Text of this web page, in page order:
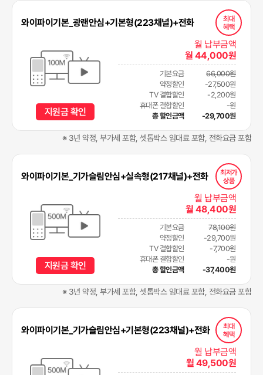
와이파이기본_광랜안심+기본형(223채널)+전화
최대
혜택
지원금 확인
월 납부금액
월 44,000원
기본요금
약정할인
TV 결합할인
휴대폰 결합할인
총 할인금액
66,000원
-27,500원
-2,200원
-원
-29,700원
※ 3년 약정, 부가세 포함, 셋톱박스 임대료 포함, 전화요금 포함
와이파이기본_기가슬림안심+실속형(217채널)+전화
최저가
상품
지원금 확인
월 납부금액
월 48,400원
기본요금
약정할인
TV 결합할인
휴대폰 결합할인
총 할인금액
78,100원
-29,700원
-7,700원
-원
-37,400원
※ 3년 약정, 부가세 포함, 셋톱박스 임대료 포함, 전화요금 포함
와이파이기본_기가슬림안심+기본형(223채널)+전화
최대
혜택
월 납부금액
월 49,500원